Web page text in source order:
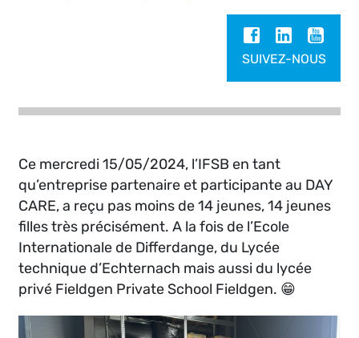
SUIVEZ-NOUS
Ce mercredi 15/05/2024, l’IFSB en tant
qu’entreprise partenaire et participante au DAY
CARE, a reçu pas moins de 14 jeunes, 14 jeunes
filles très précisément. A la fois de l’Ecole
Internationale de Differdange, du Lycée
technique d’Echternach mais aussi du lycée
privé Fieldgen Private School Fieldgen. 😁